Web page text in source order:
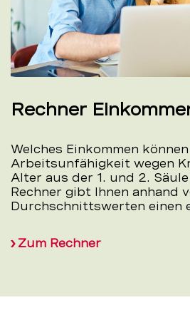
Rechner
Welches Einkommen
Arbeitsunfähigkeit wegen
Alter aus der 1. und 2.
Rechner gibt Ihnen anhand
Durchschnittswerten einen
Zum Rechner